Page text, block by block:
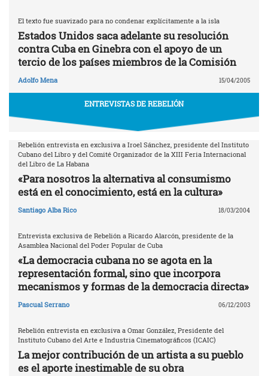
El texto fue suavizado para no condenar explícitamente a la isla
Estados Unidos saca adelante su resolución
contra Cuba en Ginebra con el apoyo de un
tercio de los países miembros de la Comisión
Adolfo Mena 15/04/2005
ENTREVISTAS DE REBELIÓN
Rebelión entrevista en exclusiva a Iroel Sánchez, presidente del Instituto
Cubano del Libro y del Comité Organizador de la XIII Feria Internacional
del Libro de La Habana
«Para nosotros la alternativa al consumismo
está en el conocimiento, está en la cultura»
Santiago Alba Rico 18/03/2004
Entrevista exclusiva de Rebelión a Ricardo Alarcón, presidente de la
Asamblea Nacional del Poder Popular de Cuba
«La democracia cubana no se agota en la
representación formal, sino que incorpora
mecanismos y formas de la democracia directa»
Pascual Serrano 06/12/2003
Rebelión entrevista en exclusiva a Omar González, Presidente del
Instituto Cubano del Arte e Industria Cinematográficos (ICAIC)
La mejor contribución de un artista a su pueblo
es el aporte inestimable de su obra